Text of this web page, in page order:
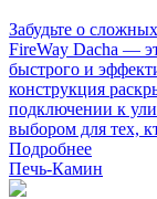
Забудьте о
FireWay Dacha —
быстрого и
конструкция
подключении к
выбором для тех,
Подробнее
Печь-Камин